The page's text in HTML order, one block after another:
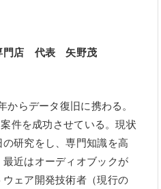
門店 代表 矢野茂
らデータ復旧に携わる。
件を成功させている。現状
研究をし、専門知識を高
近はオーディオブックが
ェア開発技術者（現行の